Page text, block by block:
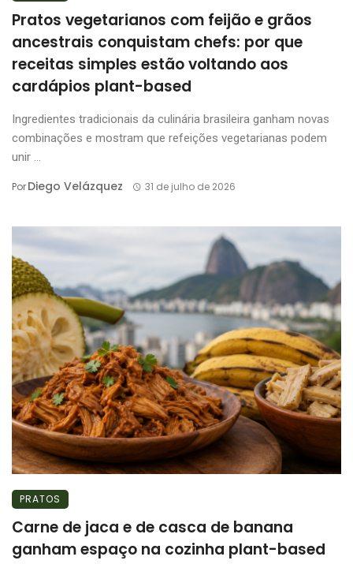
Pratos vegetarianos com feijão e grãos
ancestrais conquistam chefs: por que
receitas simples estão voltando aos
cardápios plant-based
Ingredientes tradicionais da culinária brasileira ganham novas
combinações e mostram que refeições vegetarianas podem
unir ...
PorDiego Velázquez 31 de julho de 2026
PRATOS
Carne de jaca e de casca de banana
ganham espaço na cozinha plant-based